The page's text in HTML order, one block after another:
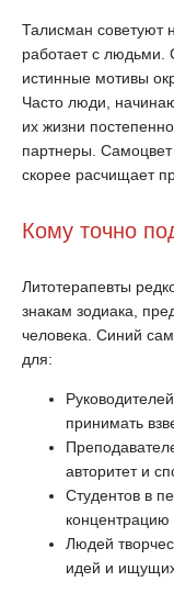
Талисман советуют
работает с людьми.
истинные мотивы
Часто люди,
их жизни
партнеры.
скорее расчищает
Кому точно
Литотерапевты
знакам зодиака,
человека. Синий
для:
принимать
авторитет и
Студентов в
концентрацию
Людей
идей и